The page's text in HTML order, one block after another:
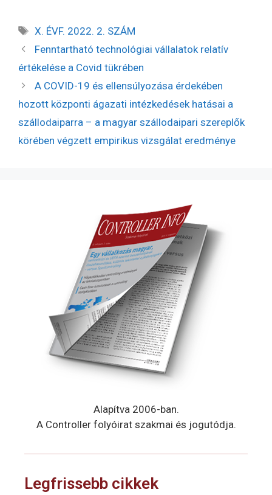
X. ÉVF. 2022. 2. SZÁM
Fenntartható technológiai vállalatok relatív
értékelése a Covid tükrében
A COVID-19 és ellensúlyozása érdekében
hozott központi ágazati intézkedések hatásai a
szállodaiparra – a magyar szállodaipari szereplők
körében végzett empirikus vizsgálat eredménye
Alapítva 2006-ban.
A Controller folyóirat szakmai és jogutódja.
Legfrissebb cikkek